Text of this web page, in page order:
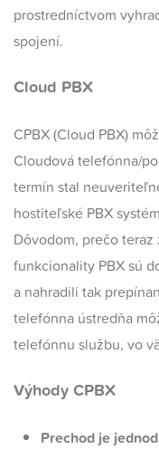
prostredníctvom
spojení.
Cloud PBX
CPBX (Cloud PBX)
Cloudová telefónna/
termín stal
hostiteľské PBX
Dôvodom, prečo
funkcionality PBX sú
a nahradili tak
telefónna ústredňa
telefónnu službu, vo
Výhody CPBX
Prechod je